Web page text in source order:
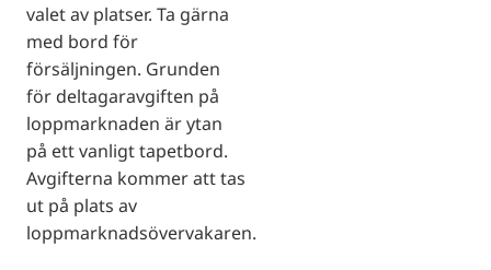
valet av platser. Ta gärna
med bord för
försäljningen. Grunden
för deltagaravgiften på
loppmarknaden är ytan
på ett vanligt tapetbord.
Avgifterna kommer att tas
ut på plats av
loppmarknadsövervakaren.